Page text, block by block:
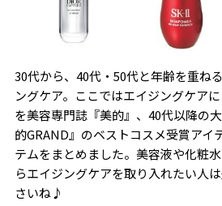
30代から、40代・50代と年齢を重ね
ングケア。ここではエイジングケア
を美容専門誌『美的』、40代以降の
的GRAND』のベストコスメ受賞アイ
テムをまとめました。美容液や化粧
らエイジングケアを取り入れたい人
さいね♪